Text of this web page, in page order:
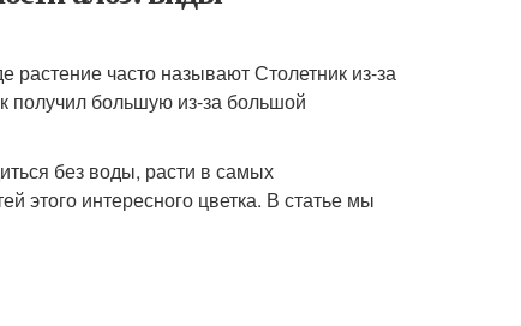
часто называют Столетник из-за
получил большую из-за большой
без воды, расти в самых
этого интересного цветка. В статье мы